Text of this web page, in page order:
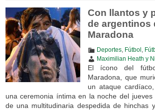
Con llantos y
de argentinos
Maradona
Deportes, Fútbol
Maximilian Heath y
El ícono del
Maradona, que
un ataque
una ceremonia íntima en la noche del jueves
de una multitudinaria despedida de hinchas